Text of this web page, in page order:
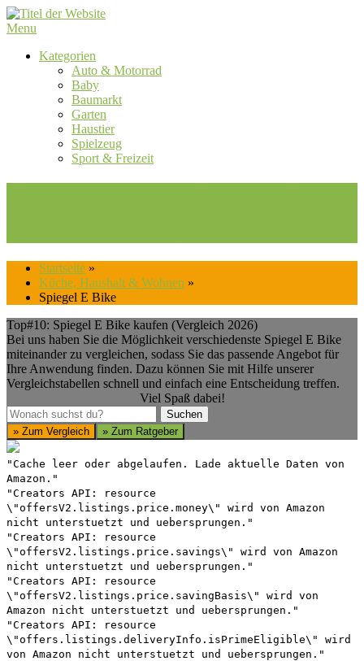
Skip
to
Menu
Kategorien
Auto & Motorrad
Baby
Baumarkt
Garten
Haustier
Spielzeug
Sport & Freizeit
Startseite »
Küche, Haushalt & Wohnen »
Spiegel E Bike
Top#10: Spiegel E Bike kaufen (Vergleich 2026)
Bei uns haben Sie die Möglichkeit verschiedenste Spiegel E Bike
miteinander zu vergleichen, sodass Sie das passende Angebot für
Ihre Anwendung finden. Dazu können Sie mit Hilfe unserer
Vergleichstabellen schnell und einfach eine Entscheidung treffen.
Viel Spaß dabei!
Suchen
Suchen
» Zum Vergleich
» Zum Ratgeber
"Cache leer oder abgelaufen. Lade aktuelle Daten von
Amazon."
"Creators API: resource
\"offersV2.listings.price.money\" wird von Amazon
nicht unterstuetzt und uebersprungen."
"Creators API: resource
\"offersV2.listings.price.savings\" wird von Amazon
nicht unterstuetzt und uebersprungen."
"Creators API: resource
\"offersV2.listings.price.savingBasis\" wird von
Amazon nicht unterstuetzt und uebersprungen."
"Creators API: resource
\"offers.listings.deliveryInfo.isPrimeEligible\" wird
von Amazon nicht unterstuetzt und uebersprungen."